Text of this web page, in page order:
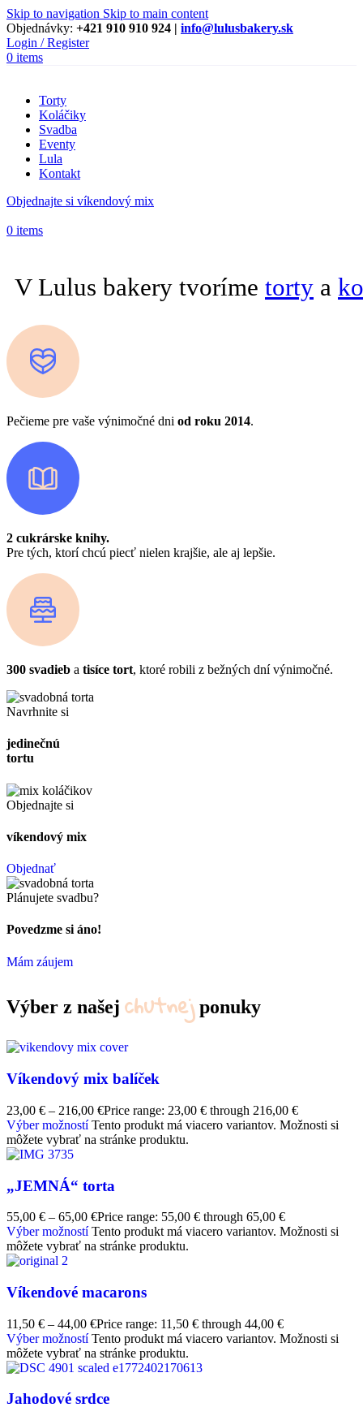
Skip to navigation Skip to main content
Objednávky: +421 910 910 924 | info@lulusbakery.sk
Login / Register
0 items
Torty
Koláčiky
Svadba
Eventy
Lula
Kontakt
Objednajte si víkendový mix
0 items
V Lulus bakery tvoríme torty a
Pečieme pre vaše výnimočné dni od roku 2014.
2 cukrárske knihy.
Pre tých, ktorí chcú piecť nielen krajšie, ale aj lepšie.
300 svadieb a tisíce tort, ktoré robili z bežných dní výnimočné.
Navrhnite si
jedinečnú
tortu
Objednajte si
víkendový mix
Objednať
Plánujete svadbu?
Povedzme si áno!
Mám záujem
Výber z našej chutnej ponuky
Víkendový mix balíček
23,00 € – 216,00 €Price range: 23,00 € through 216,00 €
Výber možností Tento produkt má viacero variantov. Možnosti si
môžete vybrať na stránke produktu.
„JEMNÁ“ torta
55,00 € – 65,00 €Price range: 55,00 € through 65,00 €
Výber možností Tento produkt má viacero variantov. Možnosti si
môžete vybrať na stránke produktu.
Víkendové macarons
11,50 € – 44,00 €Price range: 11,50 € through 44,00 €
Výber možností Tento produkt má viacero variantov. Možnosti si
môžete vybrať na stránke produktu.
Jahodové srdce